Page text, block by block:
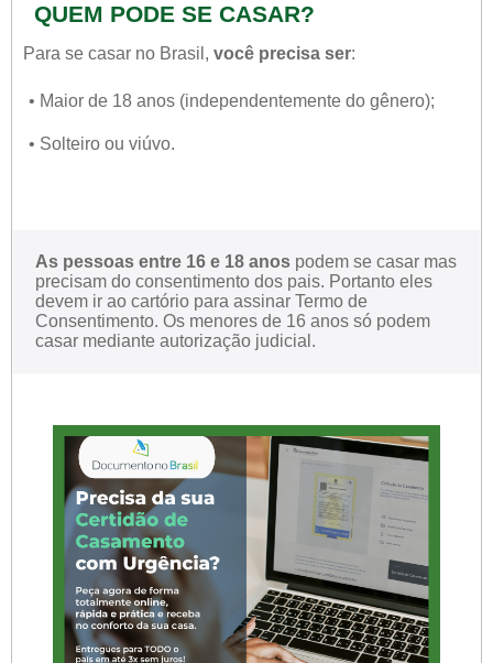
QUEM PODE SE CASAR?
Para se casar no Brasil, você precisa ser:
• Maior de 18 anos (independentemente do gênero);
• Solteiro ou viúvo.
As pessoas entre 16 e 18 anos podem se casar mas
precisam do consentimento dos pais. Portanto eles
devem ir ao cartório para assinar Termo de
Consentimento. Os menores de 16 anos só podem
casar mediante autorização judicial.